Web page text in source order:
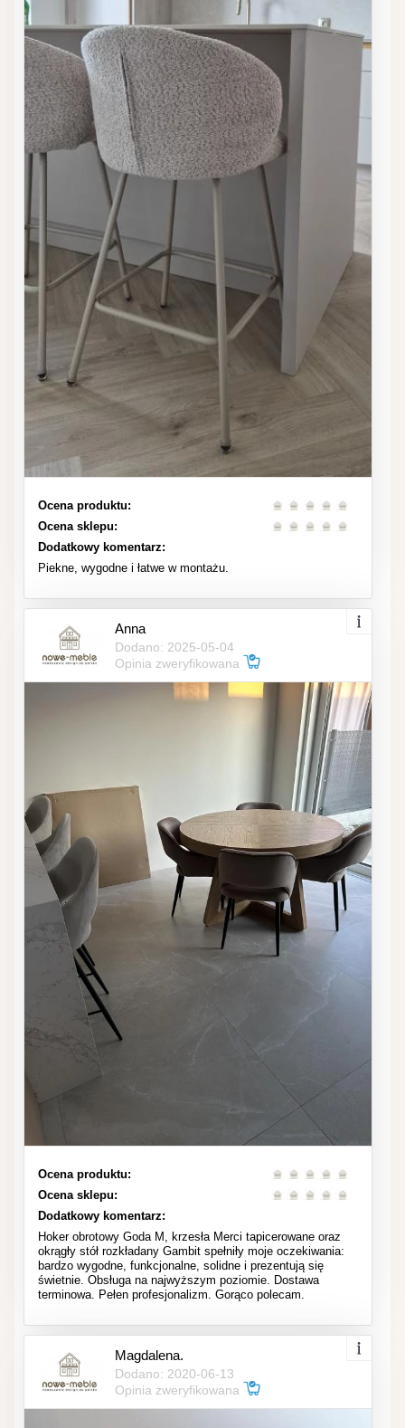
Ocena produktu:
Ocena sklepu:
Dodatkowy komentarz:
Piekne, wygodne i łatwe w montażu.
Anna
Dodano: 2025-05-04
Opinia zweryfikowana
Ocena produktu:
Ocena sklepu:
Dodatkowy komentarz:
Hoker obrotowy Goda M, krzesła Merci tapicerowane oraz
okrągły stół rozkładany Gambit spełniły moje oczekiwania:
bardzo wygodne, funkcjonalne, solidne i prezentują się
świetnie. Obsługa na najwyższym poziomie. Dostawa
terminowa. Pełen profesjonalizm. Gorąco polecam.
Magdalena.
Dodano: 2020-06-13
Opinia zweryfikowana